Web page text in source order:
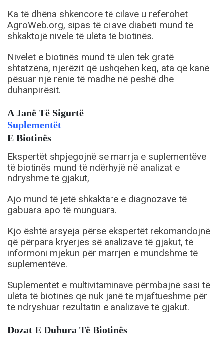
Ka të dhëna shkencore të cilave u referohet
AgroWeb.org, sipas të cilave diabeti mund të
shkaktojë nivele të ulëta të biotinës.
Nivelet e biotinës mund të ulen tek gratë
shtatzëna, njerëzit që ushqehen keq, ata që kanë
pësuar një rënie të madhe në peshë dhe
duhanpirësit.
A Janë Të Sigurtë
Suplementët
E Biotinës
Ekspertët shpjegojnë se marrja e suplementëve
të biotinës mund të ndërhyjë në analizat e
ndryshme të gjakut,
Ajo mund të jetë shkaktare e diagnozave të
gabuara apo të munguara.
Kjo është arsyeja përse ekspertët rekomandojnë
që përpara kryerjes së analizave të gjakut, të
informoni mjekun për marrjen e mundshme të
suplementëve.
Suplementët e multivitaminave përmbajnë sasi të
ulëta të biotinës që nuk janë të mjaftueshme për
të ndryshuar rezultatin e analizave të gjakut.
Dozat E Duhura Të Biotinës